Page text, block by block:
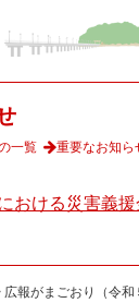
おける災害義
一覧 重要なお知ら
広報がまごおり（令和